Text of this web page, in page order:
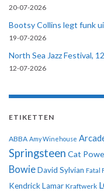
20-07-2026
Bootsy Collins legt funk
19-07-2026
North Sea Jazz Festival,
12-07-2026
ETIKETTEN
ABBA Amy Winehouse
Springsteen Cat
BowieDavid Sylvian Fatal
Kendrick Lamar Kraftwerk